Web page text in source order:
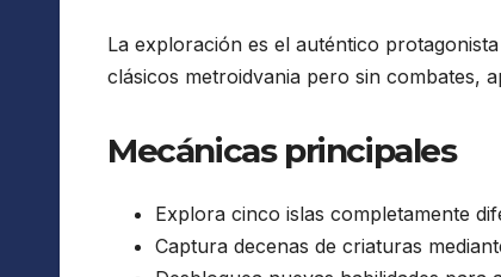
La exploración es el auténtico
clásicos metroidvania pero sin combates,
Mecánicas principales
Explora cinco islas completamente
Captura decenas de criaturas